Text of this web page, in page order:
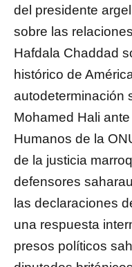
del presidente
sobre las
Hafdala Chaddad
histórico de
autodeterminación
Mohamed Hali
Humanos de la
de la justicia
defensores
las declaraciones
una respuesta
presos políticos